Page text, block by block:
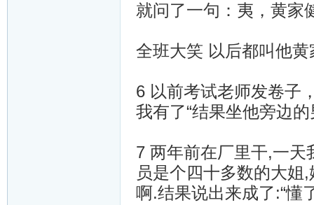
就问了一句：夷，黄家
全班大笑 以后都叫他
6 以前考试老师发卷子
我有了“结果坐他旁边
7 两年前在厂里干,一天
员是个四十多数的大姐
啊.结果说出来成了:“懂